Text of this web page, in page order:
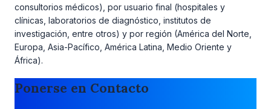
consultorios médicos), por usuario final (hospitales y
clínicas, laboratorios de diagnóstico, institutos de
investigación, entre otros) y por región (América del Norte,
Europa, Asia-Pacífico, América Latina, Medio Oriente y
África).
Ponerse en Contacto